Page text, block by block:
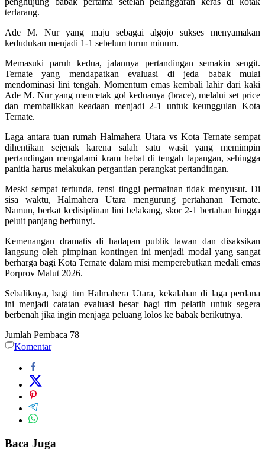
terlarang.
Ade M. Nur yang maju sebagai algojo sukses menyamakan
kedudukan menjadi 1-1 sebelum turun minum.
Memasuki paruh kedua, jalannya pertandingan semakin sengit.
Ternate yang mendapatkan evaluasi di jeda babak mulai
mendominasi lini tengah. Momentum emas kembali lahir dari kaki
Ade M. Nur yang mencetak gol keduanya (brace), melalui set price
dan membalikkan keadaan menjadi 2-1 untuk keunggulan Kota
Ternate.
Laga antara tuan rumah Halmahera Utara vs Kota Ternate sempat
dihentikan sejenak karena salah satu wasit yang memimpin
pertandingan mengalami kram hebat di tengah lapangan, sehingga
panitia harus melakukan pergantian perangkat pertandingan.
Meski sempat tertunda, tensi tinggi permainan tidak menyusut. Di
sisa waktu, Halmahera Utara mengurung pertahanan Ternate.
Namun, berkat kedisiplinan lini belakang, skor 2-1 bertahan hingga
peluit panjang berbunyi.
Kemenangan dramatis di hadapan publik lawan dan disaksikan
langsung oleh pimpinan kontingen ini menjadi modal yang sangat
berharga bagi Kota Ternate dalam misi memperebutkan medali emas
Porprov Malut 2026.
Sebaliknya, bagi tim Halmahera Utara, kekalahan di laga perdana
ini menjadi catatan evaluasi besar bagi tim pelatih untuk segera
berbenah jika ingin menjaga peluang lolos ke babak berikutnya.
Jumlah Pembaca 78
Komentar
Baca Juga